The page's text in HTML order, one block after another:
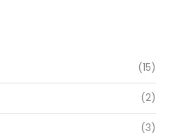
(15)
(2)
(3)